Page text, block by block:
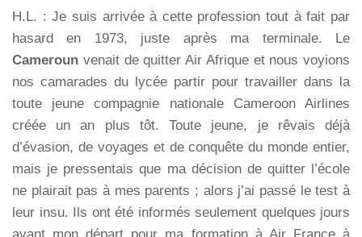
H.L. : Je suis arrivée à cette profession tout à fait par
hasard en 1973, juste après ma terminale. Le
Cameroun venait de quitter Air Afrique et nous voyions
nos camarades du lycée partir pour travailler dans la
toute jeune compagnie nationale Cameroon Airlines
créée un an plus tôt. Toute jeune, je rêvais déjà
d’évasion, de voyages et de conquête du monde entier,
mais je pressentais que ma décision de quitter l’école
ne plairait pas à mes parents ; alors j’ai passé le test à
leur insu. Ils ont été informés seulement quelques jours